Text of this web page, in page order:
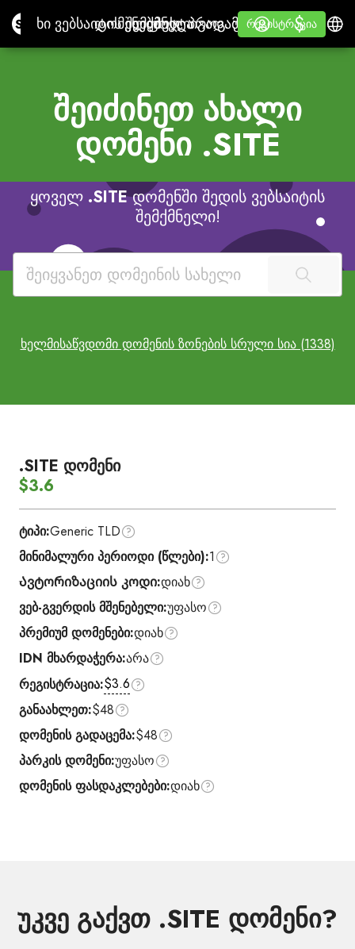
Site.proხი ვებსაიტის შემქმნელი
ხი ვებსაიტის შემქმნელი
დომენები
დომენები
ელფოსტა
ელფოსტა
ბუღ. პროგ. უზრ.
ბუღ. პროგ. უზრ.
გადამყიდველებისთვის
ᲗᲔᲗᲠᲘ ᲚᲔᲘᲑᲚᲘ
Ვისწავლოთ
Ვისწავლოთ
რეგისტრაცია
რეგისტრაცია
შესვლა$
$
შეიძინეთ ახალი
დომენი .SITE
ყოველ .SITEდომენში შედის ვებსაიტის
შემქმნელი!
ხელმისაწვდომი დომენის ზონების სრული სია (1338)
.SITE დომენი
$3.6
ტიპი:Generic TLD
მინიმალური პერიოდი (წლები):1
Ავტორიზაციის კოდი:დიახ
ვებ-გვერდის მშენებელი:უფასო
პრემიუმ დომენები:დიახ
IDN მხარდაჭერა:არა
რეგისტრაცია:$3.6
განაახლეთ:$48
დომენის გადაცემა:$48
პარკის დომენი:უფასო
დომენის ფასდაკლებები:დიახ
უკვე გაქვთ .SITE დომენი?